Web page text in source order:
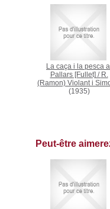
La caça i la pesca
Pallars [Fullet] / R.
(Ramon) Violant i
(1935)
Peut-être